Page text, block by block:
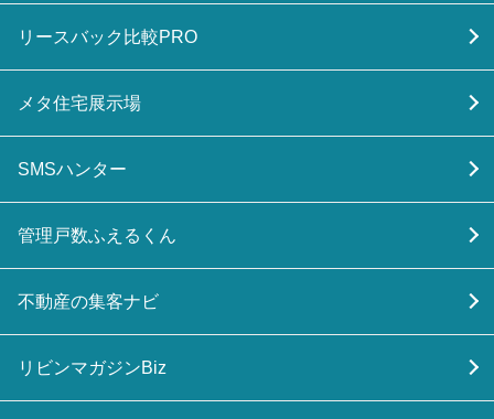
リースバック比較PRO
メタ住宅展示場
SMSハンター
管理戸数ふえるくん
不動産の集客ナビ
リビンマガジンBiz